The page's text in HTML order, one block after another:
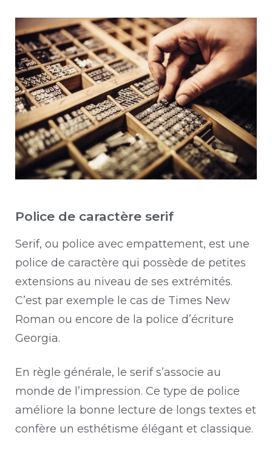
Police de caractère serif
Serif, ou police avec empattement, est une
police de caractère qui possède de petites
extensions au niveau de ses extrémités.
C’est par exemple le cas de Times New
Roman ou encore de la police d’écriture
Georgia.
En règle générale, le serif s’associe au
monde de l’impression. Ce type de police
améliore la bonne lecture de longs textes et
confère un esthétisme élégant et classique.